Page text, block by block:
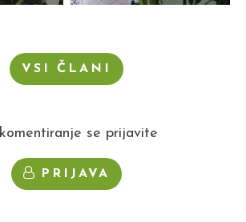
VSI ČLANI
se prijavite
PRIJAVA